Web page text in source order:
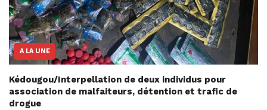
A LA UNE
Kédougou/Interpellation de deux individus pour
association de malfaiteurs, détention et trafic de
drogue